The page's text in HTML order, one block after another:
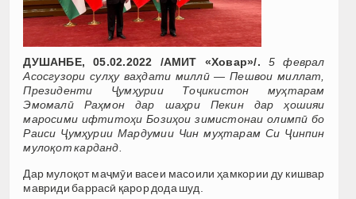
ДУШАНБЕ, 05.02.2022 /АМИТ «Ховар»/. 5 феврал
Асосгузори сулҳу ваҳдати миллӣ — Пешвои миллат,
Президенти Ҷумҳурии Тоҷикистон муҳтарам
Эмомалӣ Раҳмон дар шаҳри Пекин дар ҳошияи
маросими ифтитоҳи Бозиҳои зимистонаи олимпӣ бо
Раиси Ҷумҳурии Мардумии Чин муҳтарам Си Ҷинпин
мулоқот карданд.
Дар мулоқот маҷмӯи васеи масоили ҳамкории ду кишвар
мавриди баррасӣ қарор дода шуд.